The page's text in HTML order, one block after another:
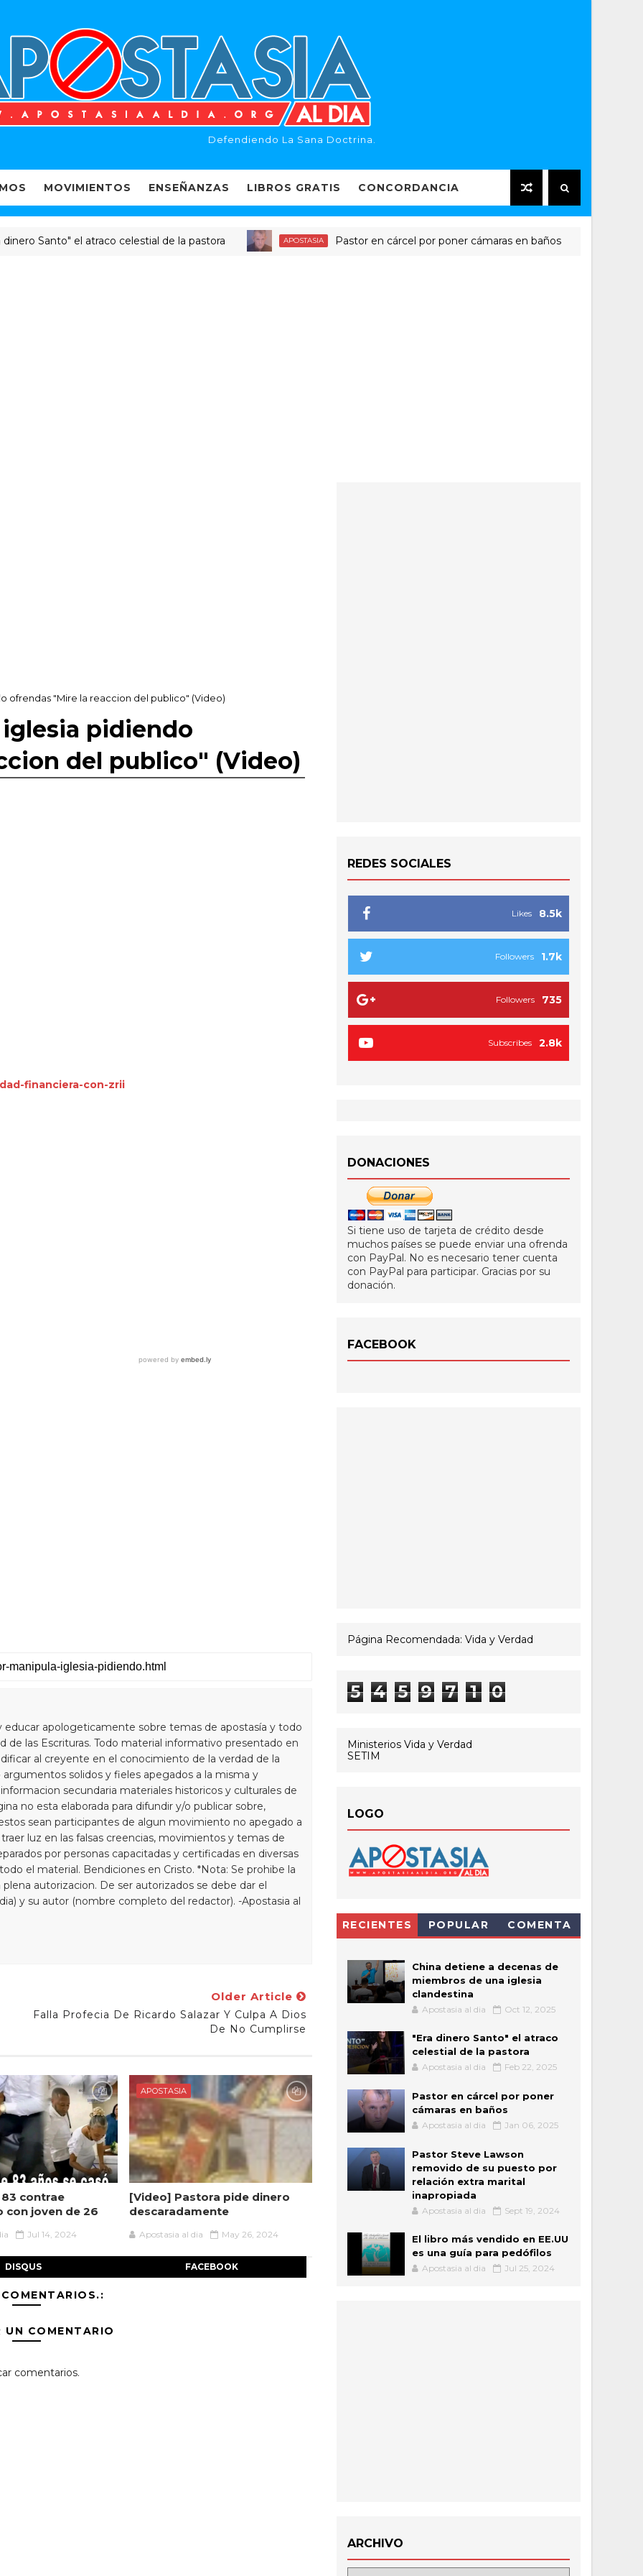
Defendiendo La Sana Doctrina.
MOVIMIENTOS ENSEÑANZAS LIBROS GRATIS CONCORDANCIA
Santo" el atraco celestial de la pastora APOSTASIA Pastor en cárcel por poner cámaras en baños
ofrendas "Mire la reaccion del publico" (Video)
pidiendo
del publico" (Video)
educar apologeticamente sobre temas de apostasía y todo
de las Escrituras. Todo material informativo presentado en
al creyente en el conocimiento de la verdad de la
argumentos solidos y fieles apegados a la misma y
secundaria materiales historicos y culturales de
no esta elaborada para difundir y/o publicar sobre,
sean participantes de algun movimiento no apegado a
luz en las falsas creencias, movimientos y temas de
por personas capacitadas y certificadas en diversas
el material. Bendiciones en Cristo. *Nota: Se prohibe la
autorizacion. De ser autorizados se debe dar el
y su autor (nombre completo del redactor). -Apostasia al
Older Article
Falla Profecia De Ricardo Salazar Y Culpa A Dios
De No Cumplirse
contrae
con joven de 26
Jul 14, 2024
APOSTASIA
[Video] Pastora pide dinero
descaradamente
Apostasia al dia May 26, 2024
DISQUS FACEBOOK
UN COMENTARIO
comentarios.
REDES SOCIALES
8.5k
Likes
1.7k
Followers
735
Followers
2.8k
Subscribes
DONACIONES
Si tiene uso de tarjeta de crédito desde
muchos países se puede enviar una ofrenda
con PayPal. No es necesario tener cuenta
con PayPal para participar. Gracias por su
donación.
FACEBOOK
Página Recomendada: Vida y Verdad
5 4 5 9 7 1 0
Ministerios Vida y Verdad
SETIM
LOGO
RECIENTES POPULAR COMENTA
China detiene a decenas de
miembros de una iglesia
clandestina
Apostasia al dia Oct 12, 2025
"Era dinero Santo" el atraco
celestial de la pastora
Apostasia al dia Feb 22, 2025
Pastor en cárcel por poner
cámaras en baños
Apostasia al dia Jan 06, 2025
Pastor Steve Lawson
removido de su puesto por
relación extra marital
inapropiada
Apostasia al dia Sept 19, 2024
El libro más vendido en EE.UU
es una guía para pedófilos
Apostasia al dia Jul 25, 2024
ARCHIVO